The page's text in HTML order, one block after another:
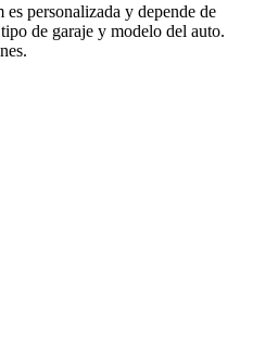
personalizada y depende de
de garaje y modelo del auto.